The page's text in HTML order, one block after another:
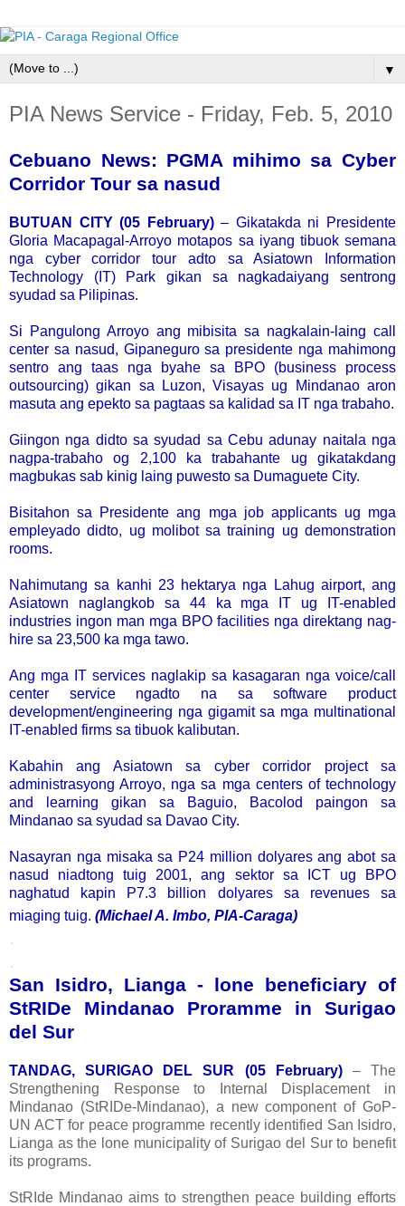
▼
PIA News Service - Friday, Feb. 5, 2010
Cebuano News: PGMA mihimo sa Cyber
Corridor Tour sa nasud
BUTUAN CITY (05 February)– Gikatakda ni Presidente
Gloria Macapagal-Arroyo motapos sa iyang tibuok semana
nga cyber corridor tour adto sa Asiatown Information
Technology (IT) Park gikan sa nagkadaiyang sentrong
syudad sa Pilipinas.
Si Pangulong Arroyo ang mibisita sa nagkalain-laing call
center sa nasud, Gipaneguro sa presidente nga mahimong
sentro ang taas nga byahe sa BPO (business process
outsourcing) gikan sa Luzon, Visayas ug Mindanao aron
masuta ang epekto sa pagtaas sa kalidad sa IT nga trabaho.
Giingon nga didto sa syudad sa Cebu adunay naitala nga
nagpa-trabaho og 2,100 ka trabahante ug gikatakdang
magbukas sab kinig laing puwesto sa Dumaguete City.
Bisitahon sa Presidente ang mga job applicants ug mga
empleyado didto, ug molibot sa training ug demonstration
rooms.
Nahimutang sa kanhi 23 hektarya nga Lahug airport, ang
Asiatown naglangkob sa 44 ka mga IT ug IT-enabled
industries ingon man mga BPO facilities nga direktang nag-
hire sa 23,500 ka mga tawo.
Ang mga IT services naglakip sa kasagaran nga voice/call
center service ngadto na sa software product
development/engineering nga gigamit sa mga multinational
IT-enabled firms sa tibuok kalibutan.
Kabahin ang Asiatown sa cyber corridor project sa
administrasyong Arroyo, nga sa mga centers of technology
and learning gikan sa Baguio, Bacolod paingon sa
Mindanao sa syudad sa Davao City.
Nasayran nga misaka sa P24 million dolyares ang abot sa
nasud niadtong tuig 2001, ang sektor sa ICT ug BPO
naghatud kapin P7.3 billion dolyares sa revenues sa
miaging tuig. (Michael A. Imbo, PIA-Caraga)
.
.
San Isidro, Lianga - lone beneficiary of
StRIDe Mindanao Proramme in Surigao
del Sur
TANDAG, SURIGAO DEL SUR (05 February)– The
Strengthening Response to Internal Displacement in
Mindanao (StRIDe-Mindanao), a new component of GoP-
UN ACT for peace programme recently identified San Isidro,
Lianga as the lone municipality of Surigao del Sur to benefit
its programs.
StRIde Mindanao aims to strengthen peace building efforts